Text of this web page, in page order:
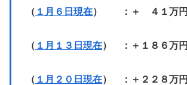
（ １月６日現在） ：＋ ４１万円
（ １月１３日現在） ：＋１８６万円
（ １月２０日現在） ：＋２２８万円